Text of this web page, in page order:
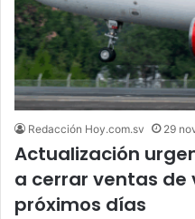
Redacción Hoy.com.sv 29
Actualización
a cerrar ventas de
próximos días